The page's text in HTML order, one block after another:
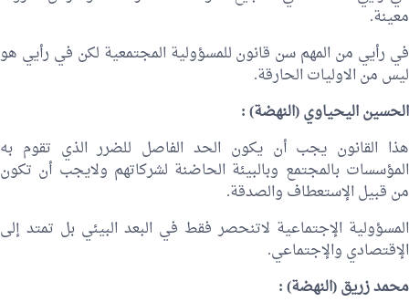
معينة.
في رأيي من المهم سن قانون للمسؤولية المجتمعية لكن في رأيي هو
ليس من الاوليات الحارقة.
الحسين اليحياوي(النهضة) :
هذا القانون يجب أن يكون الحد الفاصل للضرر الذي تقوم به
المؤسسات بالمجتمع وبالبيئة الحاضنة لشركاتهم ولايجب أن تكون
من قبيل الإستعطاف والصدقة.
المسؤولية الإجتماعية لاتنحصر فقط في البعد البيئي بل تمتد إلى
الإقتصادي والإجتماعي.
محمد زريق(النهضة) :